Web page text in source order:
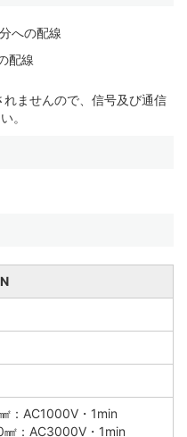
への配線
配線
ませんので、信号及び通信
。
：AC1000V・1min
：AC3000V・1min